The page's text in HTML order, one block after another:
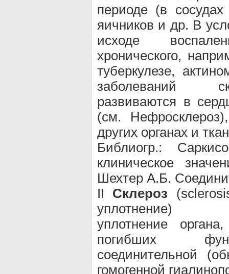
периоде (в
яичников и др. В
исходе
хронического,
туберкулезе,
заболеваний
развиваются в
(см.
других органах и
Библиогр.:
клиническое
Шехтер А.Б.
II Склероз
уплотнение)
уплотнение
погибших
соединительной
гомогенной